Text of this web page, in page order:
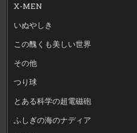
X-MEN
いぬやしき
この醜くも美しい世界
その他
つり球
とある科学の超電磁砲
ふしぎの海のナディア